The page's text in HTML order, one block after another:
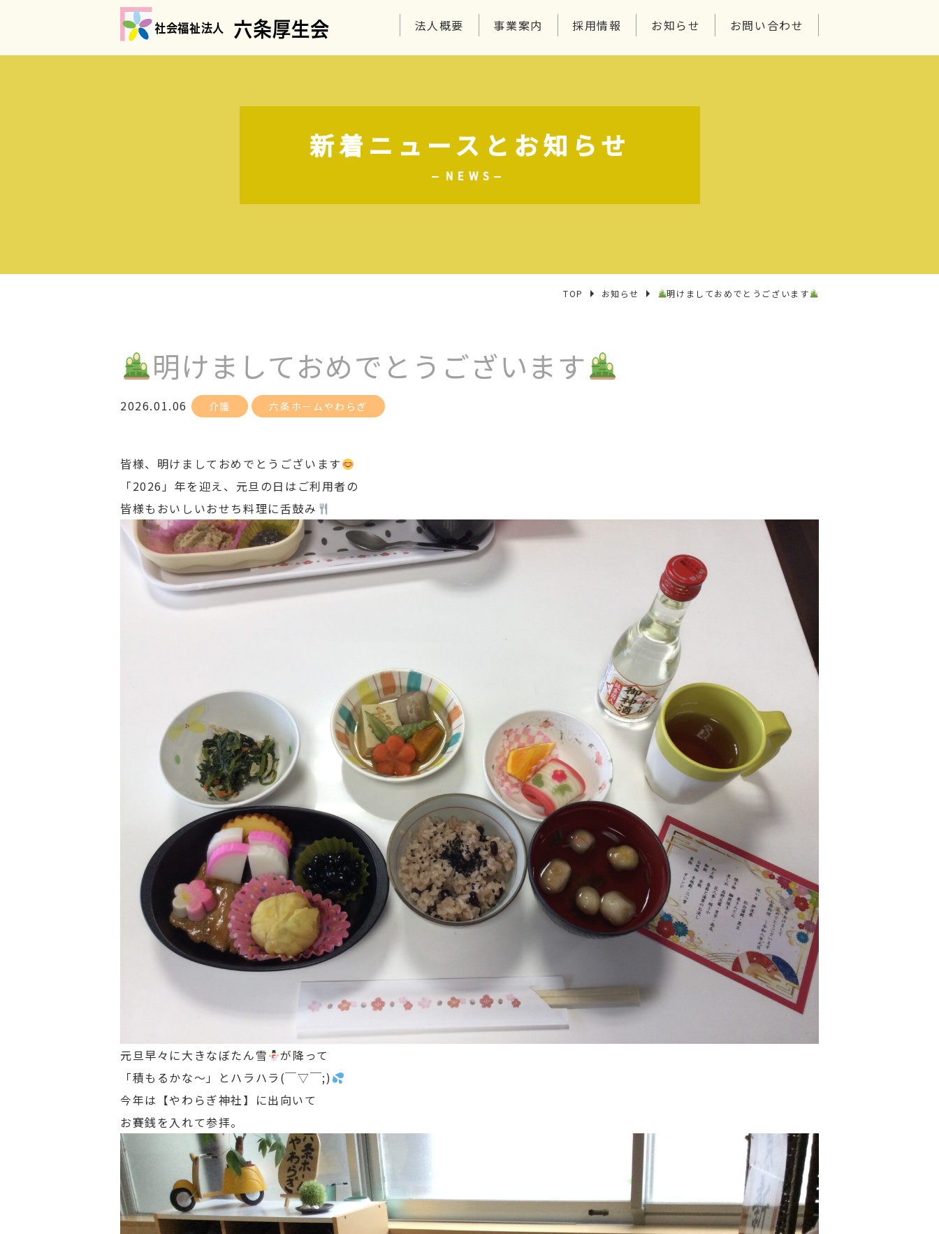
法人概要 事業案内 採用情報 お知らせ お問い合わせ
新着ニュースとお知らせ
NEWS
TOP お知らせ 明けましておめでとうございます
明けましておめでとうございます
2026.01.06 介護 六条ホームやわらぎ
皆様、明けましておめでとうございます
「2026」年を迎え、元旦の日はご利用者の
皆様もおいしいおせち料理に舌鼓み
元旦早々に大きなぼたん雪
が降って
「積もるかな～」とハラハラ(￣▽￣;)
今年は【やわらぎ神社】に出向いて
お賽銭を入れて参拝。